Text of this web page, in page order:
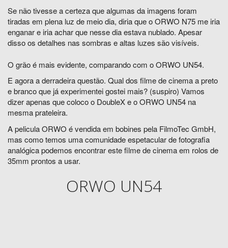
Se não tivesse a certeza que algumas da imagens foram
tiradas em plena luz de meio dia, diria que o ORWO N75 me iria
enganar e iria achar que nesse dia estava nublado. Apesar
disso os detalhes nas sombras e altas luzes são visíveis.
O grão é mais evidente, comparando com o ORWO UN54.
E agora a derradeira questão. Qual dos filme de cinema a preto
e branco que já experimentei gostei mais? (suspiro) Vamos
dizer apenas que coloco o DoubleX e o ORWO UN54 na
mesma prateleira.
A pelicula ORWO é vendida em bobines pela FilmoTec GmbH,
mas como temos uma comunidade espetacular de fotografia
analógica podemos encontrar este filme de cinema em rolos de
35mm prontos a usar.
ORWO UN54